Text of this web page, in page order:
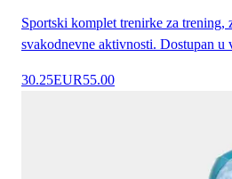
Sportski komplet trenirke za trening,
svakodnevne aktivnosti. Dostupan u
30.25EUR55.00